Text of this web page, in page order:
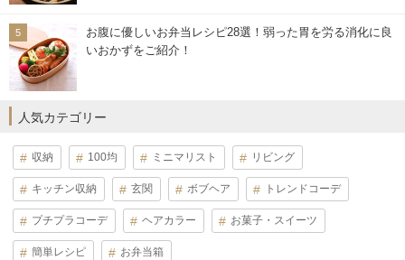
お腹に優しいお弁当レシピ28選！弱った胃を労る消化に良
いおかずをご紹介！
人気カテゴリー
収納 100均 ミニマリスト リビング
キッチン収納 玄関 ボブヘア トレンドコーデ
プチプラコーデ ヘアカラー お菓子・スイーツ
簡単レシピ お弁当箱